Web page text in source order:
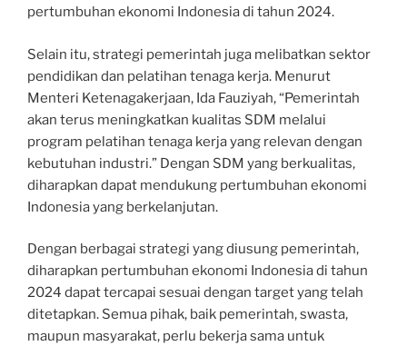
pertumbuhan ekonomi Indonesia di tahun 2024.
Selain itu, strategi pemerintah juga melibatkan sektor
pendidikan dan pelatihan tenaga kerja. Menurut
Menteri Ketenagakerjaan, Ida Fauziyah, “Pemerintah
akan terus meningkatkan kualitas SDM melalui
program pelatihan tenaga kerja yang relevan dengan
kebutuhan industri.” Dengan SDM yang berkualitas,
diharapkan dapat mendukung pertumbuhan ekonomi
Indonesia yang berkelanjutan.
Dengan berbagai strategi yang diusung pemerintah,
diharapkan pertumbuhan ekonomi Indonesia di tahun
2024 dapat tercapai sesuai dengan target yang telah
ditetapkan. Semua pihak, baik pemerintah, swasta,
maupun masyarakat, perlu bekerja sama untuk